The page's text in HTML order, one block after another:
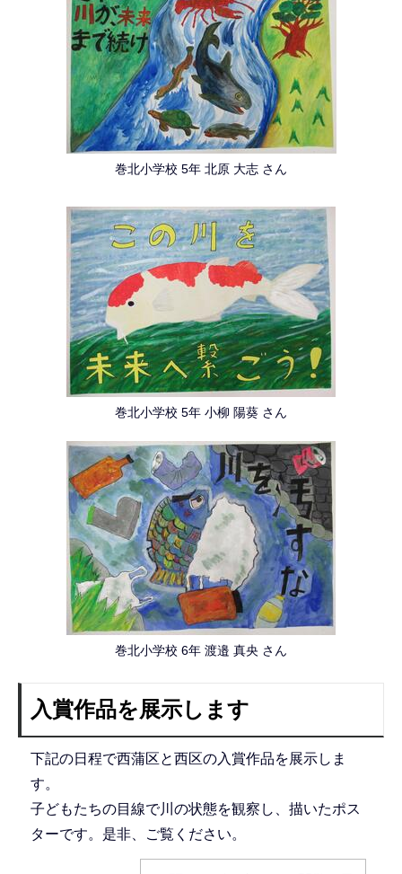
巻北小学校 5年 北原 大志 さん
巻北小学校 5年 小柳 陽葵 さん
巻北小学校 6年 渡邉 真央 さん
入賞作品を展示します
下記の日程で西蒲区と西区の入賞作品を展示しま
す。
子どもたちの目線で川の状態を観察し、描いたポス
ターです。是非、ご覧ください。